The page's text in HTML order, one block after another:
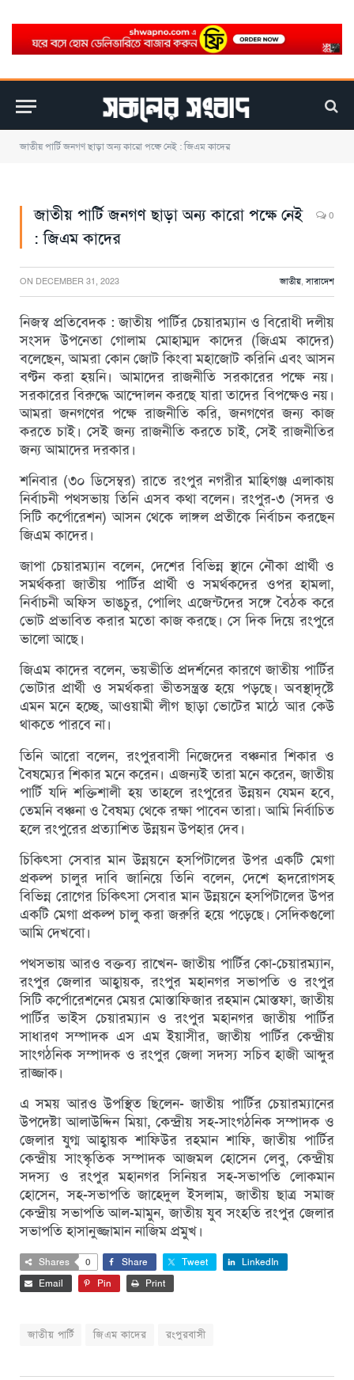
জাতীয় পার্টি জনগণ ছাড়া অন্য কারো পক্ষে নেই : জিএম কাদের
জাতীয় পার্টি জনগণ ছাড়া অন্য কারো পক্ষে নেই
: জিএম কাদের
0
ON DECEMBER 31, 2023 জাতীয়,সারাদেশ
নিজস্ব প্রতিবেদক : জাতীয় পার্টির চেয়ারম্যান ও বিরোধী দলীয়
সংসদ উপনেতা গোলাম মোহাম্মদ কাদের (জিএম কাদের)
বলেছেন, আমরা কোন জোট কিংবা মহাজোট করিনি এবং আসন
বণ্টন করা হয়নি। আমাদের রাজনীতি সরকারের পক্ষে নয়।
সরকারের বিরুদ্ধে আন্দোলন করছে যারা তাদের বিপক্ষেও নয়।
আমরা জনগণের পক্ষে রাজনীতি করি, জনগণের জন্য কাজ
করতে চাই। সেই জন্য রাজনীতি করতে চাই, সেই রাজনীতির
জন্য আমাদের দরকার।
শনিবার (৩০ ডিসেম্বর) রাতে রংপুর নগরীর মাহিগঞ্জ এলাকায়
নির্বাচনী পথসভায় তিনি এসব কথা বলেন। রংপুর-৩ (সদর ও
সিটি কর্পোরেশন) আসন থেকে লাঙ্গল প্রতীকে নির্বাচন করছেন
জিএম কাদের।
জাপা চেয়ারম্যান বলেন, দেশের বিভিন্ন স্থানে নৌকা প্রার্থী ও
সমর্থকরা জাতীয় পার্টির প্রার্থী ও সমর্থকদের ওপর হামলা,
নির্বাচনী অফিস ভাঙচুর, পোলিং এজেন্টদের সঙ্গে বৈঠক করে
ভোট প্রভাবিত করার মতো কাজ করছে। সে দিক দিয়ে রংপুরে
ভালো আছে।
জিএম কাদের বলেন, ভয়ভীতি প্রদর্শনের কারণে জাতীয় পার্টির
ভোটার প্রার্থী ও সমর্থকরা ভীতসন্ত্রস্ত হয়ে পড়ছে। অবস্থাদৃষ্টে
এমন মনে হচ্ছে, আওয়ামী লীগ ছাড়া ভোটের মাঠে আর কেউ
থাকতে পারবে না।
তিনি আরো বলেন, রংপুরবাসী নিজেদের বঞ্চনার শিকার ও
বৈষম্যের শিকার মনে করেন। এজন্যই তারা মনে করেন, জাতীয়
পার্টি যদি শক্তিশালী হয় তাহলে রংপুরের উন্নয়ন যেমন হবে,
তেমনি বঞ্চনা ও বৈষম্য থেকে রক্ষা পাবেন তারা। আমি নির্বাচিত
হলে রংপুরের প্রত্যাশিত উন্নয়ন উপহার দেব।
চিকিৎসা সেবার মান উন্নয়নে হসপিটালের উপর একটি মেগা
প্রকল্প চালুর দাবি জানিয়ে তিনি বলেন, দেশে হৃদরোগসহ
বিভিন্ন রোগের চিকিৎসা সেবার মান উন্নয়নে হসপিটালের উপর
একটি মেগা প্রকল্প চালু করা জরুরি হয়ে পড়েছে। সেদিকগুলো
আমি দেখবো।
পথসভায় আরও বক্তব্য রাখেন- জাতীয় পার্টির কো-চেয়ারম্যান,
রংপুর জেলার আহ্বায়ক, রংপুর মহানগর সভাপতি ও রংপুর
সিটি কর্পোরেশনের মেয়র মোস্তাফিজার রহমান মোস্তফা, জাতীয়
পার্টির ভাইস চেয়ারম্যান ও রংপুর মহানগর জাতীয় পার্টির
সাধারণ সম্পাদক এস এম ইয়াসীর, জাতীয় পার্টির কেন্দ্রীয়
সাংগঠনিক সম্পাদক ও রংপুর জেলা সদস্য সচিব হাজী আব্দুর
রাজ্জাক।
এ সময় আরও উপস্থিত ছিলেন- জাতীয় পার্টির চেয়ারম্যানের
উপদেষ্টা আলাউদ্দিন মিয়া, কেন্দ্রীয় সহ-সাংগঠনিক সম্পাদক ও
জেলার যুগ্ম আহ্বায়ক শাফিউর রহমান শাফি, জাতীয় পার্টির
কেন্দ্রীয় সাংস্কৃতিক সম্পাদক আজমল হোসেন লেবু, কেন্দ্রীয়
সদস্য ও রংপুর মহানগর সিনিয়র সহ-সভাপতি লোকমান
হোসেন, সহ-সভাপতি জাহেদুল ইসলাম, জাতীয় ছাত্র সমাজ
কেন্দ্রীয় সভাপতি আল-মামুন, জাতীয় যুব সংহতি রংপুর জেলার
সভাপতি হাসানুজ্জামান নাজিম প্রমুখ।
Shares 0 Share Tweet
LinkedIn
Email
Pin Print
জাতীয় পার্টি জিএম কাদের রংপুরবাসী